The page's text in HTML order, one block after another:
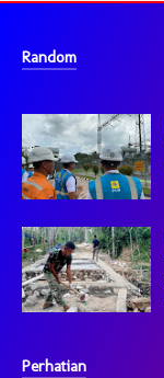
Random
Perhatian